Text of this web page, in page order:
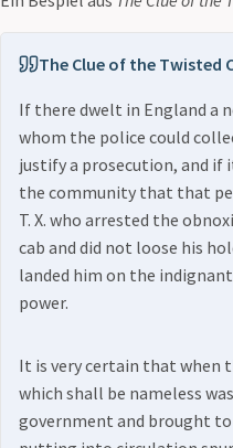
The Clue of the Twisted
If there dwelt in England a
whom the police could
justify a prosecution, and if
the community that that
T. X. who arrested the
cab and did not loose his
landed him on the
power.
It is very certain that when
which shall be nameless
government and brought